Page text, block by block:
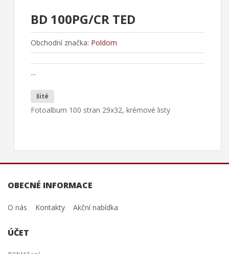
BD 100PG/CR TED
Obchodní značka: Poldom
--
šité
Fotoalbum 100 stran 29x32, krémové listy
OBECNÉ INFORMACE
O nás Kontakty Akční nabídka
ÚČET